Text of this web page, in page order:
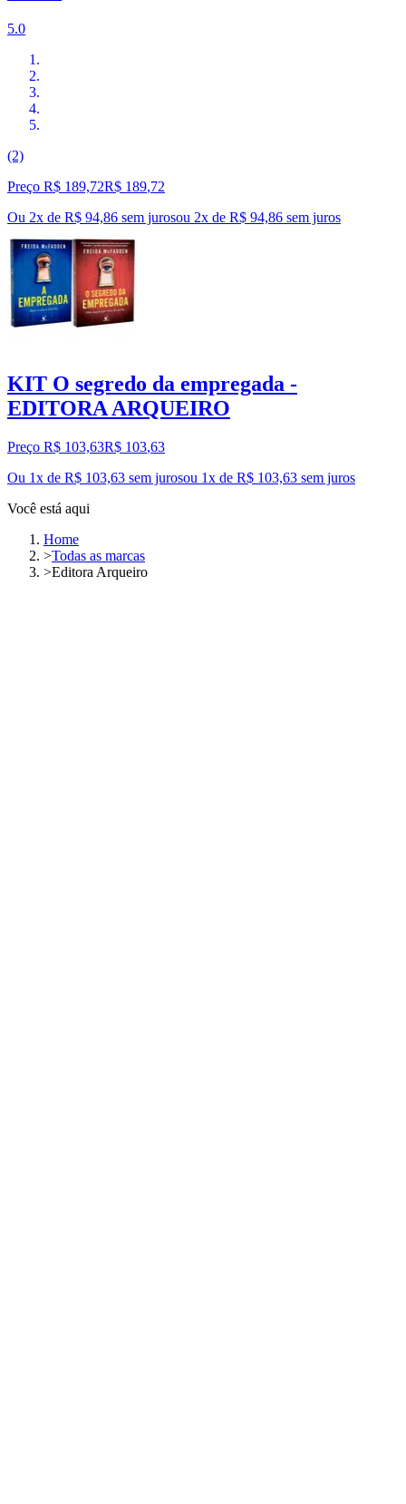
5.0
(2)
Preço R$ 189,72R$ 189,72
Ou 2x de R$ 94,86 sem jurosou 2x de R$ 94,86 sem juros
KIT O segredo da empregada -
EDITORA ARQUEIRO
Preço R$ 103,63R$ 103,63
Ou 1x de R$ 103,63 sem jurosou 1x de R$ 103,63 sem juros
Você está aqui
Home
>Todas as marcas
>Editora Arqueiro